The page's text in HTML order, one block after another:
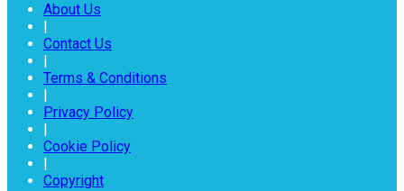
About Us
|
Contact Us
|
Terms & Conditions
|
Privacy Policy
|
Cookie Policy
|
Copyright